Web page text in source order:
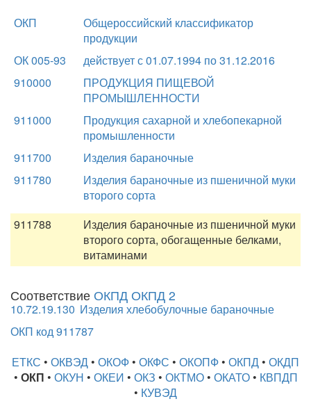
ОКП
Общероссийский классификатор
продукции
ОК 005-93
действует с 01.07.1994 по 31.12.2016
910000
ПРОДУКЦИЯ ПИЩЕВОЙ
ПРОМЫШЛЕННОСТИ
911000
Продукция сахарной и хлебопекарной
промышленности
911700
Изделия бараночные
911780
Изделия бараночные из пшеничной муки
второго сорта
911788
Изделия бараночные из пшеничной муки
второго сорта, обогащенные белками,
витаминами
Соответствие ОКПД ОКПД 2
10.72.19.130 Изделия хлебобулочные бараночные
ОКП код 911787
ЕТКС • ОКВЭД • ОКОФ • ОКФС • ОКОПФ • ОКПД • ОКДП
• ОКП • ОКУН • ОКЕИ • ОКЗ • ОКТМО• ОКАТО• КВПДП
• КУВЭД